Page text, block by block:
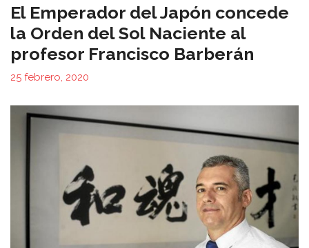
El Emperador del Japón concede
la Orden del Sol Naciente al
profesor Francisco Barberán
25 febrero, 2020